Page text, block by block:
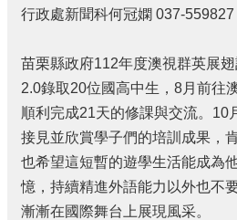
個
資
料
保
護
管
理
手
冊
行政處新聞科何冠嫻 037-559827
苗栗縣政府112年度澳視群英展
2.0錄取20位國高中生，8月前往
順利完成21天的修課與交流。10
接見並欣賞學子們的培訓成果，
也希望這短暫的遊學生活能成為
憶，持續精進外語能力以外也不
漸漸在國際舞台上展現風采。